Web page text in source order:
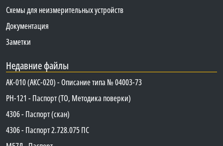
Схемы для неизмерительных устройств
Документация
Заметки
Недавние файлы
АК-010 (АКС-020) - Описание типа № 04003-73
PH-121 - Паспорт (ТО, Методика поверки)
4306 - Паспорт (скан)
4306 - Паспорт 2.728.075 ПС